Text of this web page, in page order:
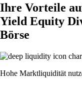
Ihre Vorteile
Yield Equity
Börse
Hohe Marktliquidität